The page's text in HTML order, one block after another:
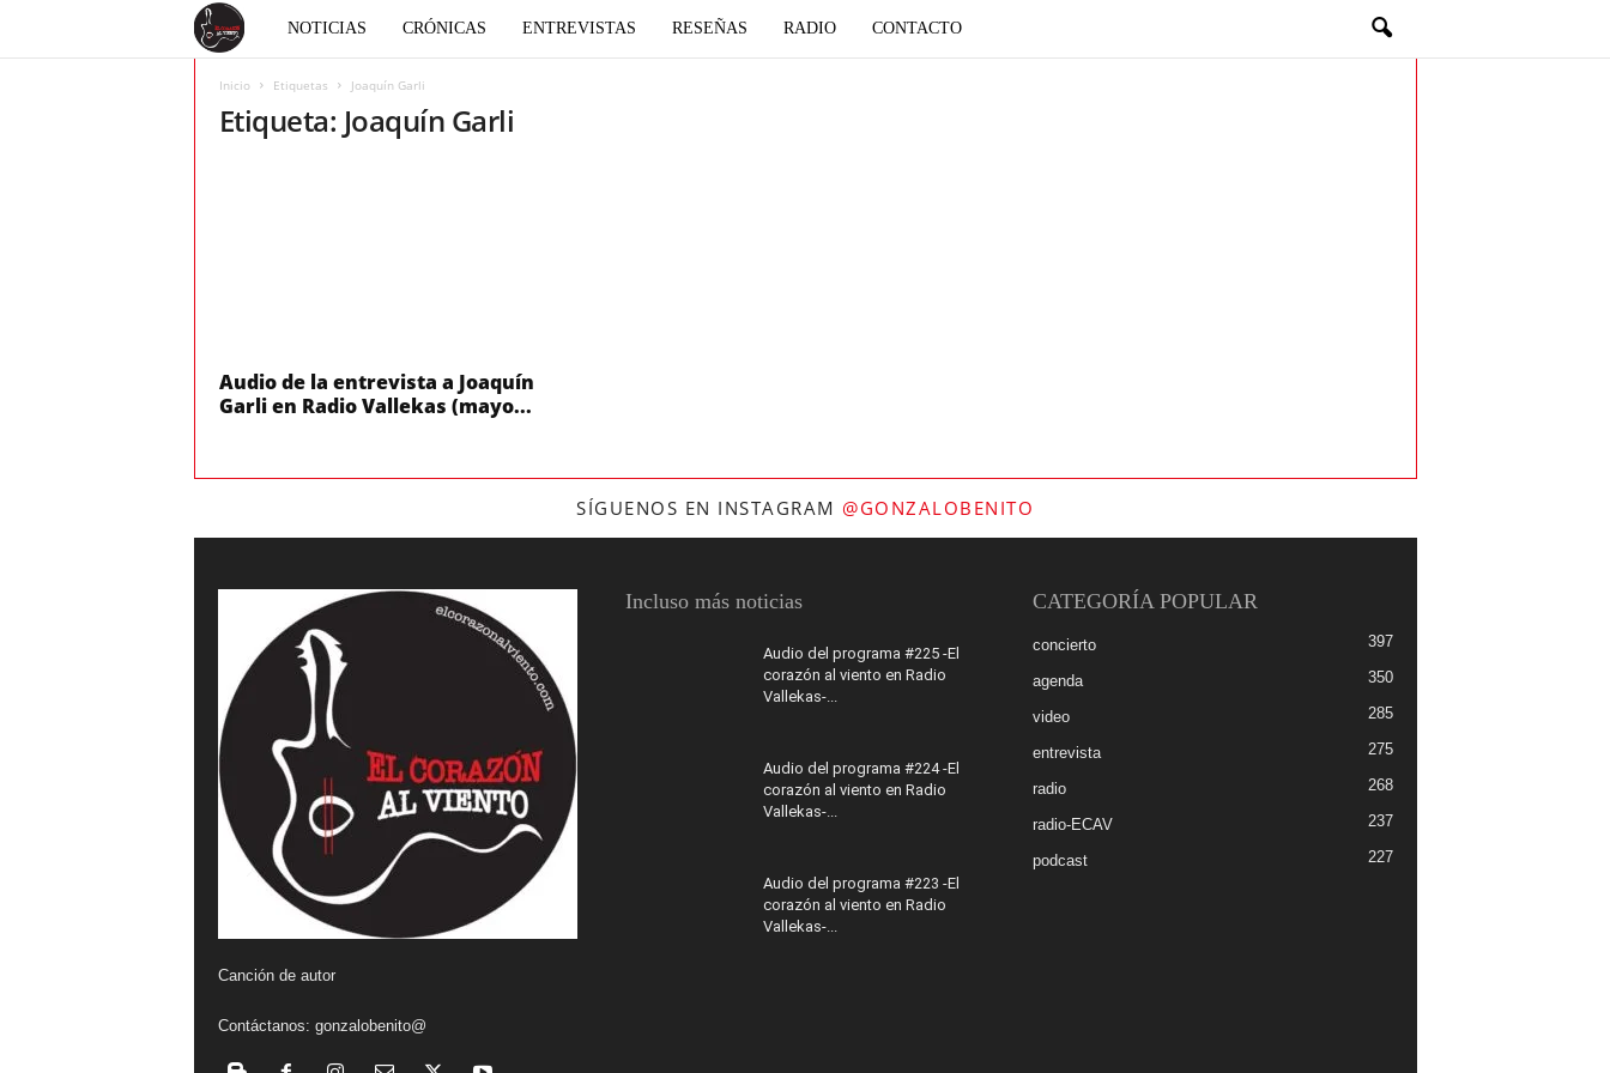
n
t
NOTICIAS CRÓNICAS ENTREVISTAS RESEÑAS RADIO CONTACTO
Inicio Etiquetas Joaquín Garli
Etiqueta: Joaquín Garli
Audio de la entrevista a Joaquín
Garli en Radio Vallekas (mayo...
SÍGUENOS EN INSTAGRAM @GONZALOBENITO
Canción de autor
Contáctanos: gonzalobenito@
Incluso más noticias
Audio del programa #225 -El
corazón al viento en Radio
Vallekas-...
Audio del programa #224 -El
corazón al viento en Radio
Vallekas-...
Audio del programa #223 -El
corazón al viento en Radio
Vallekas-...
CATEGORÍA POPULAR
concierto 397
agenda 350
video 285
entrevista 275
radio 268
radio-ECAV 237
podcast 227